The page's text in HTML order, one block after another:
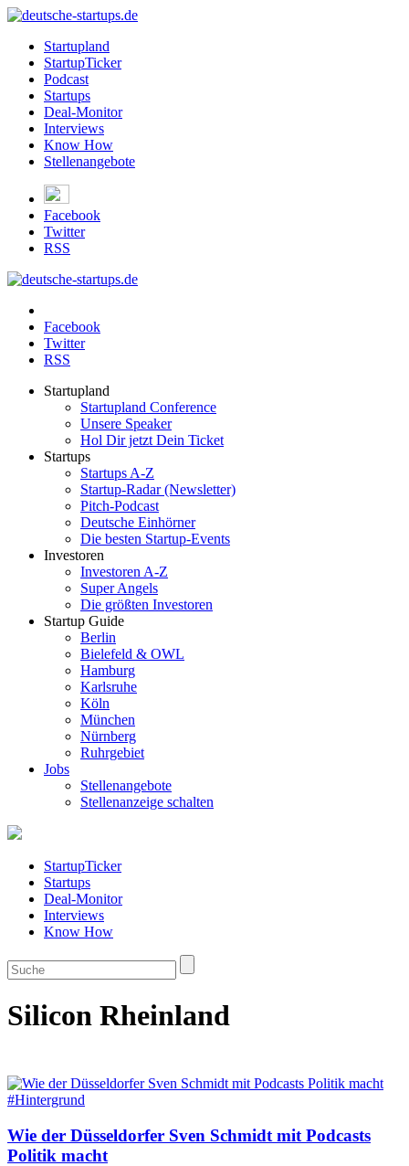
Startupland
StartupTicker
Podcast
Startups
Deal-Monitor
Interviews
Know How
Stellenangebote
Facebook
Twitter
RSS
Facebook
Twitter
RSS
Startupland
Startupland Conference
Unsere Speaker
Hol Dir jetzt Dein Ticket
Startups
Startups A-Z
Startup-Radar (Newsletter)
Pitch-Podcast
Deutsche Einhörner
Die besten Startup-Events
Investoren
Investoren A-Z
Super Angels
Die größten Investoren
Startup Guide
Berlin
Bielefeld & OWL
Hamburg
Karlsruhe
Köln
München
Nürnberg
Ruhrgebiet
Jobs
Stellenangebote
Stellenanzeige schalten
StartupTicker
Startups
Deal-Monitor
Interviews
Know How
Silicon Rheinland
#Hintergrund
Wie der Düsseldorfer Sven Schmidt mit Podcasts
Politik macht